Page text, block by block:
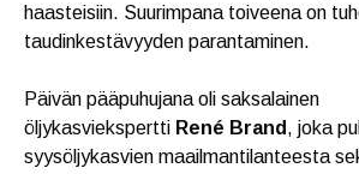
haasteisiin. Suurimpana toiveena on
taudinkestävyyden parantaminen.
Päivän pääpuhujana oli saksalainen
öljykasviekspertti René Brand , joka
syysöljykasvien maailmantilanteesta